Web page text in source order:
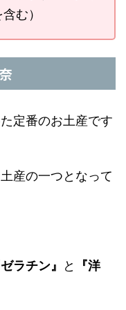
む）
定番のお土産です
産の一つとなって
ゼラチン』 と
『洋